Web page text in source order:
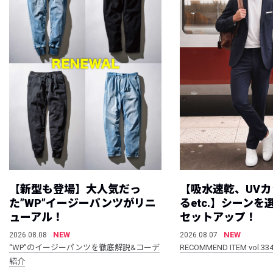
【新型も登場】大人気だっ
た”WP”イージーパンツがリニ
ューアル！
2026.08.08
NEW
“WP”のイージーパンツを徹底解説&コーデ
紹介
【吸水速乾、UV
るetc.】シーンを
セットアップ！
2026.08.07
NEW
RECOMMEND ITEM vol.334